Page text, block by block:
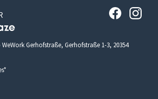
Gerhofstraße, Gerhofstraße 1-3, 20354